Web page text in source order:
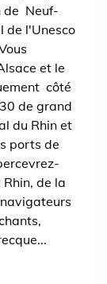
de Neuf-
de l'Unesco
et le
côté
de grand
du Rhin et
ports de
de la